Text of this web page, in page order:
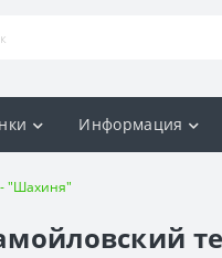
Информация
- "Шахиня"